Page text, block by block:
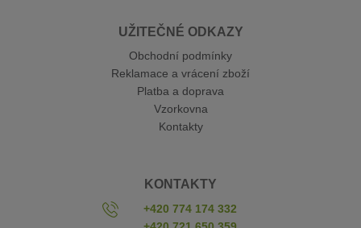
UŽITEČNÉ ODKAZY
Obchodní podmínky
Reklamace a vrácení zboží
Platba a doprava
Vzorkovna
Kontakty
KONTAKTY
+420 774 174 332